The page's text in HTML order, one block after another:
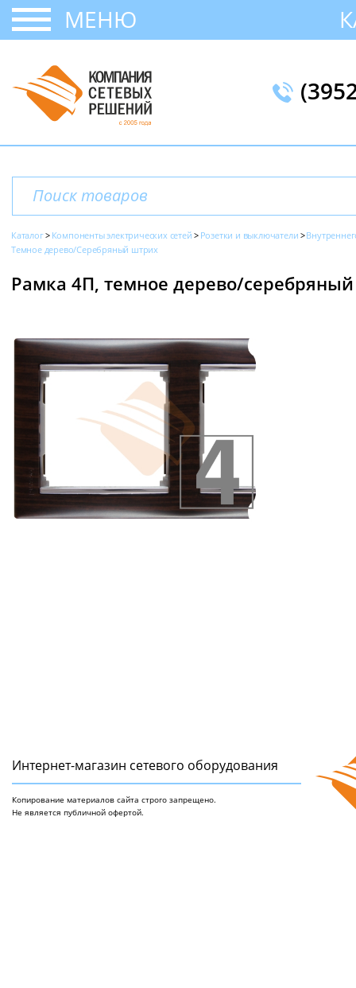
МЕНЮ
Каталог Компоненты электрических сетей Розетки и выключатели
Темное дерево/Серебряный штрих
Рамка 4П, темное дерево/
Интернет-магазин сетeвого оборудования
Копирование материалов сайта строго запрещено.
Не является публичной офертой.